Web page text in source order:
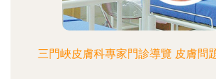
三門峽皮膚科專家門診導覽 皮膚問